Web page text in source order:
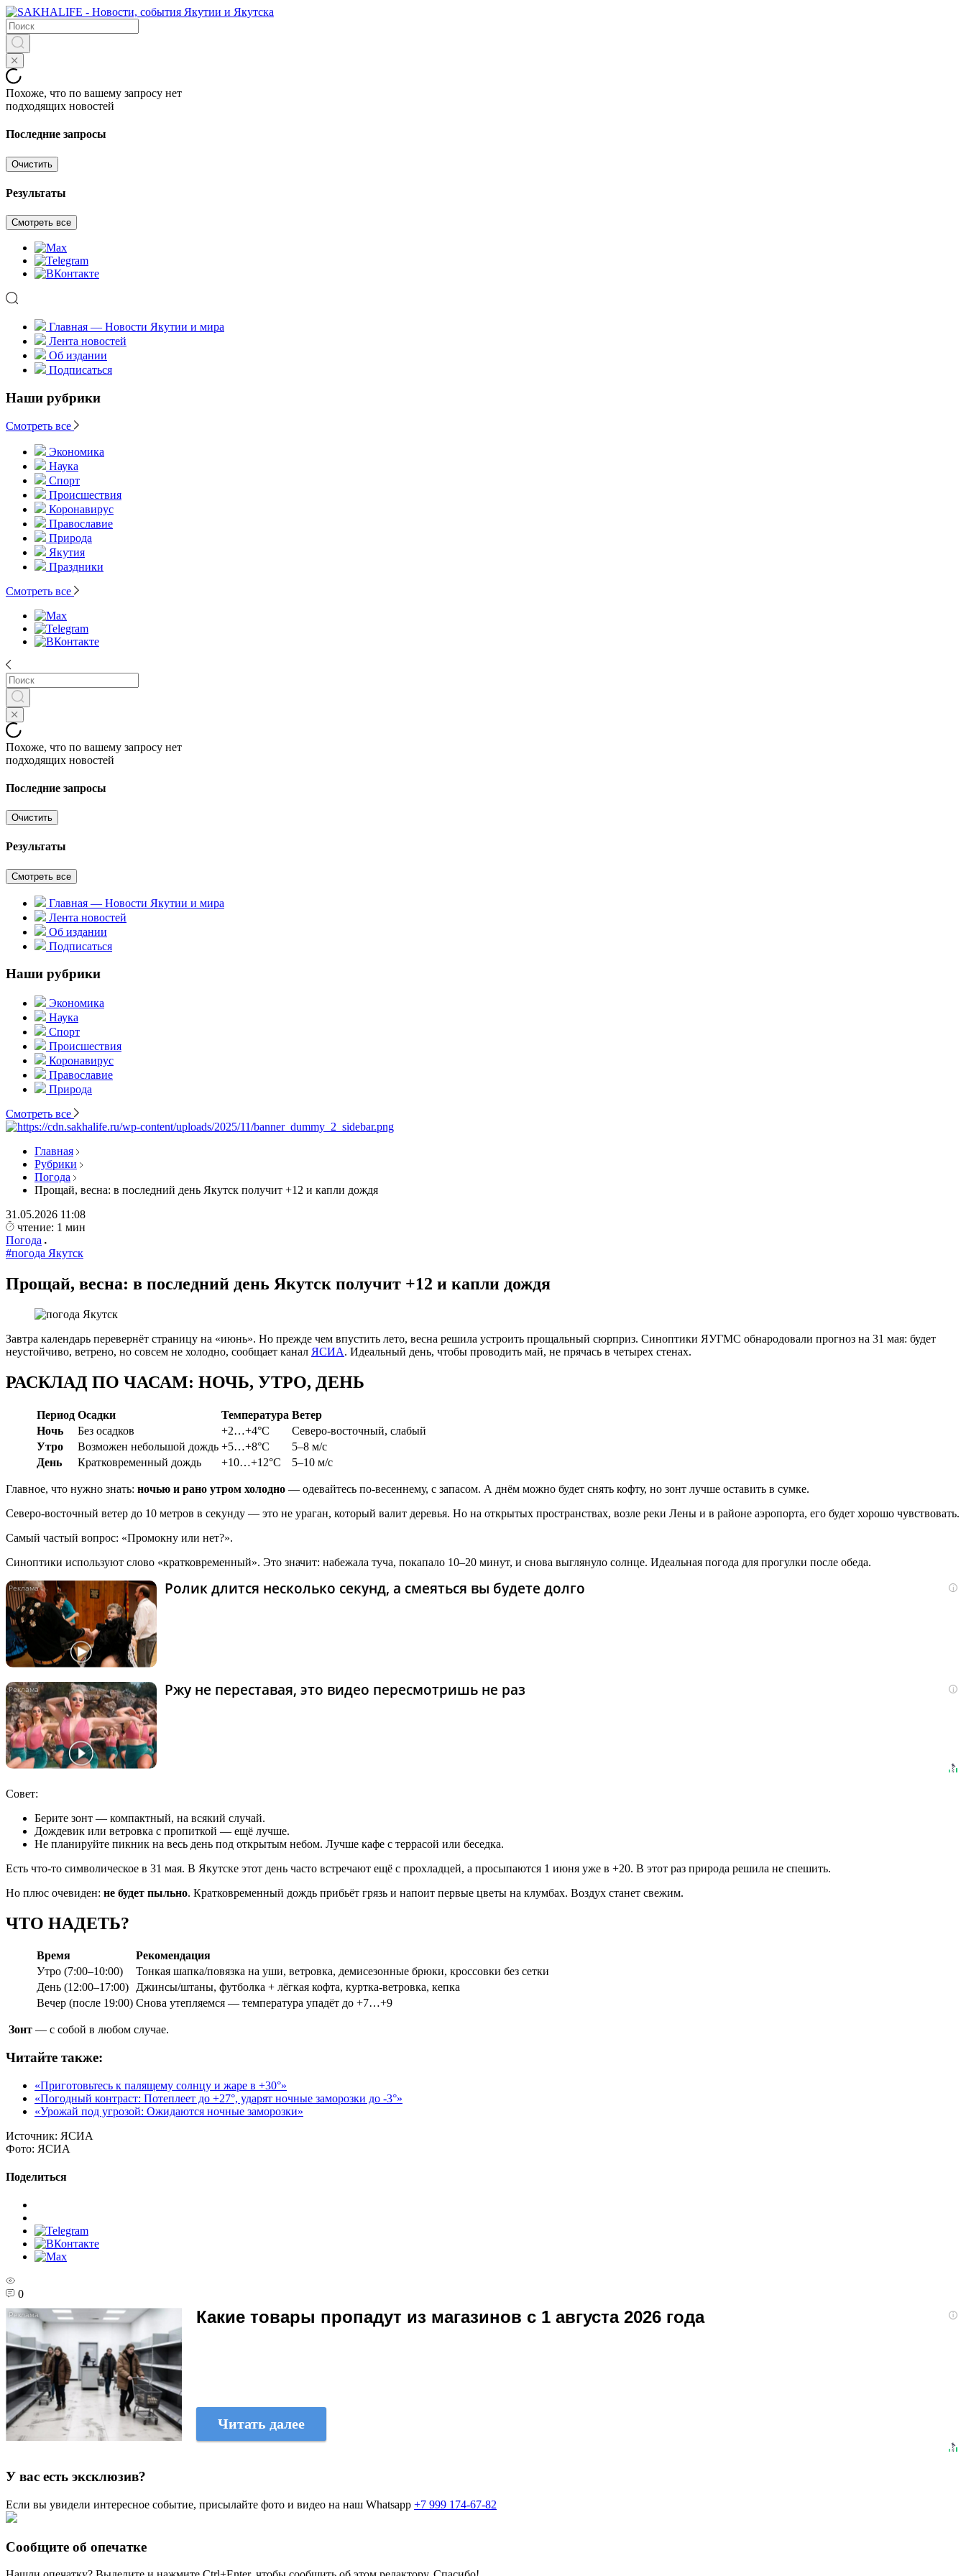
Похоже, что по вашему запросу нет
подходящих новостей
Последние запросы
Очистить
Результаты
Смотреть все
Главная — Новости Якутии и мира
Лента новостей
Об издании
Подписаться
Наши рубрики
Смотреть все
Экономика
Наука
Спорт
Происшествия
Коронавирус
Православие
Природа
Якутия
Праздники
Смотреть все
Похоже, что по вашему запросу нет
подходящих новостей
Последние запросы
Очистить
Результаты
Смотреть все
Главная — Новости Якутии и мира
Лента новостей
Об издании
Подписаться
Наши рубрики
Экономика
Наука
Спорт
Происшествия
Коронавирус
Православие
Природа
Смотреть все
Главная
Рубрики
Погода
Прощай, весна: в последний день Якутск получит +12 и капли дождя
31.05.2026 11:08
чтение: 1 мин
Погода
#погода Якутск
Прощай, весна: в последний день Якутск получит +12 и капли дождя
Завтра календарь перевернёт страницу на «июнь». Но прежде чем впустить лето, весна решила устроить прощальный сюрприз. Синоптики ЯУГМС обнародовали прогноз на 31 мая: будет
неустойчиво, ветрено, но совсем не холодно, сообщает канал ЯСИА. Идеальный день, чтобы проводить май, не прячась в четырех стенах.
РАСКЛАД ПО ЧАСАМ: НОЧЬ, УТРО, ДЕНЬ
Период Осадки Температура Ветер
Ночь
Без осадков +2…+4°C
Северо-восточный, слабый
Утро
Возможен небольшой дождь +5…+8°C
5–8 м/с
День
Кратковременный дождь +10…+12°C 5–10 м/с
Главное, что нужно знать: ночью и рано утром холодно — одевайтесь по-весеннему, с запасом. А днём можно будет снять кофту, но зонт лучше оставить в сумке.
Северо-восточный ветер до 10 метров в секунду — это не ураган, который валит деревья. Но на открытых пространствах, возле реки Лены и в районе аэропорта, его будет хорошо чувствовать.
Самый частый вопрос: «Промокну или нет?».
Синоптики используют слово «кратковременный». Это значит: набежала туча, покапало 10–20 минут, и снова выглянуло солнце. Идеальная погода для прогулки после обеда.
i
Ролик длится несколько секунд, а смеяться вы будете долго
i
Ржу не переставая, это видео пересмотришь не раз
Совет:
Берите зонт — компактный, на всякий случай.
Дождевик или ветровка с пропиткой — ещё лучше.
Не планируйте пикник на весь день под открытым небом. Лучше кафе с террасой или беседка.
Есть что-то символическое в 31 мая. В Якутске этот день часто встречают ещё с прохладцей, а просыпаются 1 июня уже в +20. В этот раз природа решила не спешить.
Но плюс очевиден: не будет пыльно. Кратковременный дождь прибьёт грязь и напоит первые цветы на клумбах. Воздух станет свежим.
ЧТО НАДЕТЬ?
Время
Рекомендация
Утро (7:00–10:00)
Тонкая шапка/повязка на уши, ветровка, демисезонные брюки, кроссовки без сетки
День (12:00–17:00) Джинсы/штаны, футболка + лёгкая кофта, куртка-ветровка, кепка
Вечер (после 19:00) Снова утепляемся — температура упадёт до +7…+9
Зонт — с собой в любом случае.
Читайте также:
«Приготовьтесь к палящему солнцу и жаре в +30°»
«Погодный контраст: Потеплеет до +27°, ударят ночные заморозки до -3°»
«Урожай под угрозой: Ожидаются ночные заморозки»
Источник: ЯСИА
Фото: ЯСИА
Поделиться
0
i
Какие товары пропадут из магазинов с 1 августа 2026 года
Читать далее
У вас есть эксклюзив?
Если вы увидели интересное событие, присылайте фото и видео на наш Whatsapp +7 999 174-67-82
Сообщите об опечатке